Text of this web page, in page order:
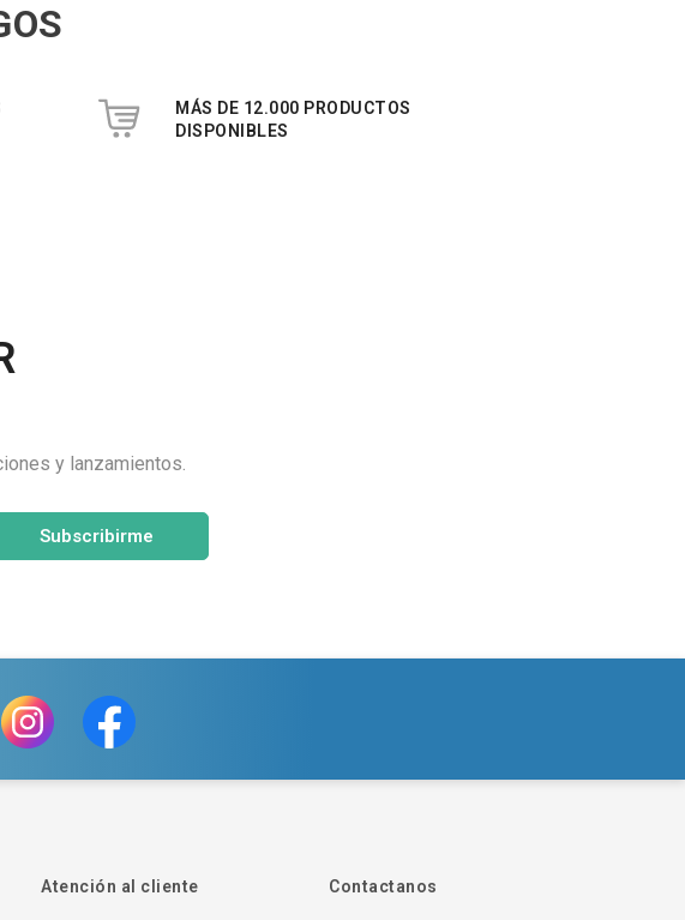
MÁS DE 12.000 PRODUCTOS
DISPONIBLES
y lanzamientos.
Subscribirme
Atención al cliente Contactanos